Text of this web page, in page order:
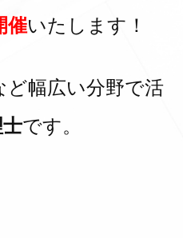
催いたします！
ど幅広い分野で活
です。